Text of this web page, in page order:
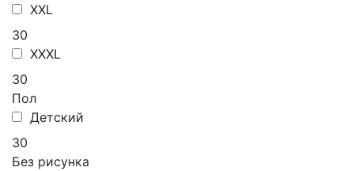
XXL
30
XXXL
30
Пол
Детский
30
Без рисунка